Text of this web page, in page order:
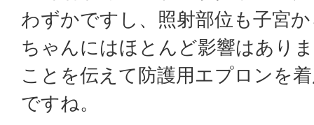
わずかですし、照射部位も子宮
ちゃんにはほとんど影響はあり
ことを伝えて防護用エプロンを
ですね。